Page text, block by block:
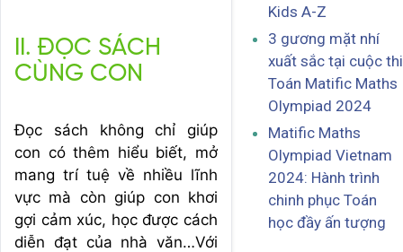
II. ĐỌC SÁCH
CÙNG CON
Đọc sách không chỉ giúp
con có thêm hiểu biết, mở
mang trí tuệ về nhiều lĩnh
vực mà còn giúp con khơi
gợi cảm xúc, học được cách
diễn đạt của nhà văn…Với
Kids A-Z
3 gương mặt nhí
xuất sắc tại cuộc thi
Toán Matific Maths
Olympiad 2024
Matific Maths
Olympiad Vietnam
2024: Hành trình
chinh phục Toán
học đầy ấn tượng